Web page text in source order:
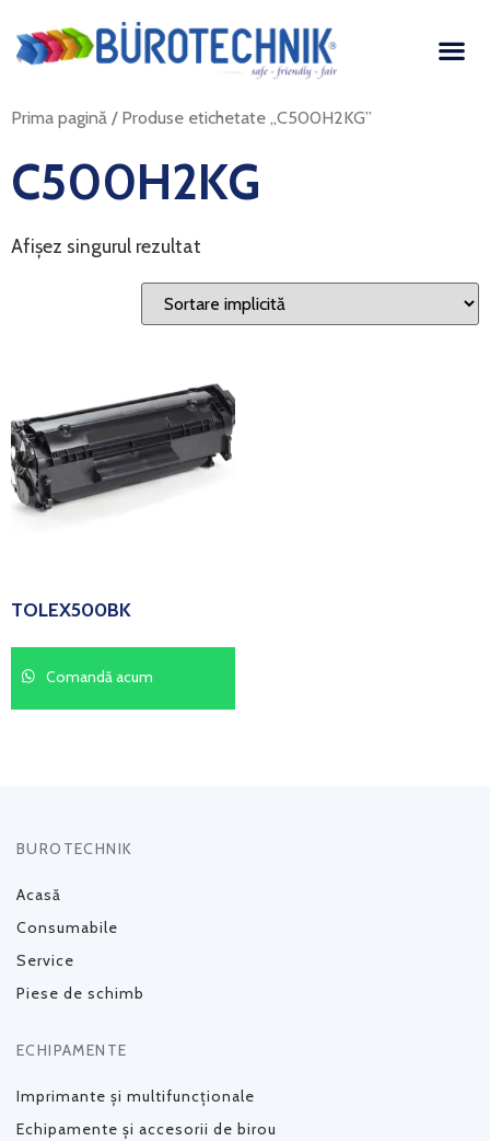
Prima pagină / Produse etichetate „C500H2KG”
C500H2KG
Afișez singurul rezultat
TOLEX500BK
Comandă acum
BUROTECHNIK
Acasă
Consumabile
Service
Piese de schimb
ECHIPAMENTE
Imprimante și multifuncționale
Echipamente și accesorii de birou